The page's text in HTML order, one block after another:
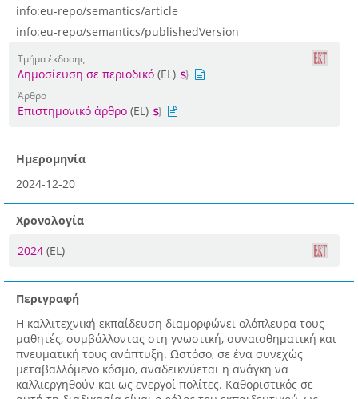
info:eu-repo/semantics/article
info:eu-repo/semantics/publishedVersion
Τμήμα έκδοσης
Δημοσίευση σε περιοδικό (EL)
Άρθρο
Επιστημονικό άρθρο (EL)
Ημερομηνία
2024-12-20
Χρονολογία
2024 (EL)
Περιγραφή
Η καλλιτεχνική εκπαίδευση διαμορφώνει ολόπλευρα τους
μαθητές, συμβάλλοντας στη γνωστική, συναισθηματική και
πνευματική τους ανάπτυξη. Ωστόσο, σε ένα συνεχώς
μεταβαλλόμενο κόσμο, αναδεικνύεται η ανάγκη να
καλλιεργηθούν και ως ενεργοί πολίτες. Καθοριστικός σε